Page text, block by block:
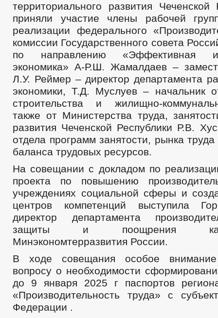
территориального развития Чеченской
приняли участие члены рабочей
реализации федерального
комиссии Государственного совета
по направлению «Эффективная и
экономика» А-Р.Ш. Жамалдаев –
Л.У. Реймер – директор департамента
экономики, Т.Д. Муслуев – начальник
строительства и жилищно-
также от Министерства труда,
развития Чеченской Республики Р.В.
отдела программ занятости, рынка
баланса трудовых ресурсов.
На совещании с докладом по
проекта по повышению
учреждениях социальной сферы и
центров компетенций выступила
директор департамента
защиты и поощрения
Минэкономтерразвития России.
В ходе совещания особое
вопросу о необходимости
до 9 января 2025 г паспортов
«Производительность труда» с
Федерации .